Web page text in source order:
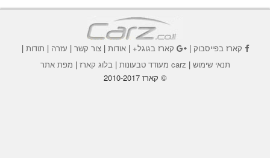
קארז בפייסבוק| קארז בגוגל+|אודות |צור קשר | עזרה | תודות |
תנאי שימוש | carz מעודד טבעונות | בלוג קארז | מפת אתר
© קארז 2010-2017